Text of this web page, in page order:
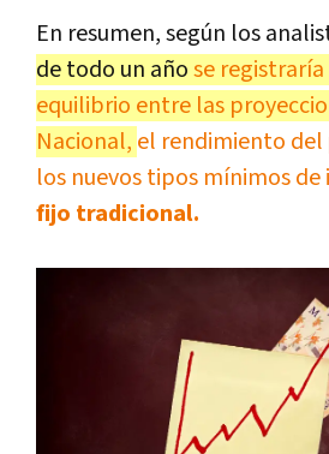
En resumen, según los
de todo un añose
equilibrio entre las
Nacional, el rendimiento del
los nuevos tipos mínimos de
fijo tradicional.